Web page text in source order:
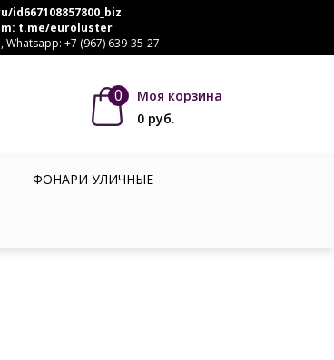
id667108857800_biz
t.me/euroluster
+7 (967) 639-35-27
0
Моя корзина
0 руб.
ФОНАРИ УЛИЧНЫЕ